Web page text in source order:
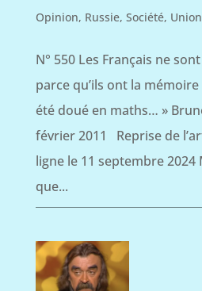
Opinion, Russie, Société,
N° 550 Les Français ne
parce qu’ils ont la mémoire
été doué en maths… »
février 2011 Reprise de
ligne le 11 septembre
que...